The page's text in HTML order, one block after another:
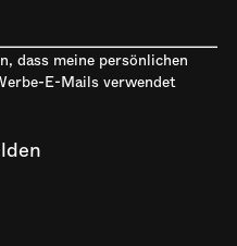
dass meine persönlichen
E-Mails verwendet